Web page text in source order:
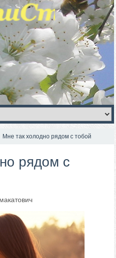
Мне так холодно рядом с тобой
рядом с